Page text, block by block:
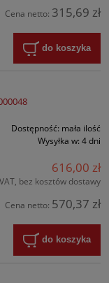
Cena netto: 315,69 zł
do koszyka
Dostępność: mała ilość
Wysyłka w: 4 dni
616,00 zł
bez kosztów dostawy
Cena netto: 570,37 zł
do koszyka